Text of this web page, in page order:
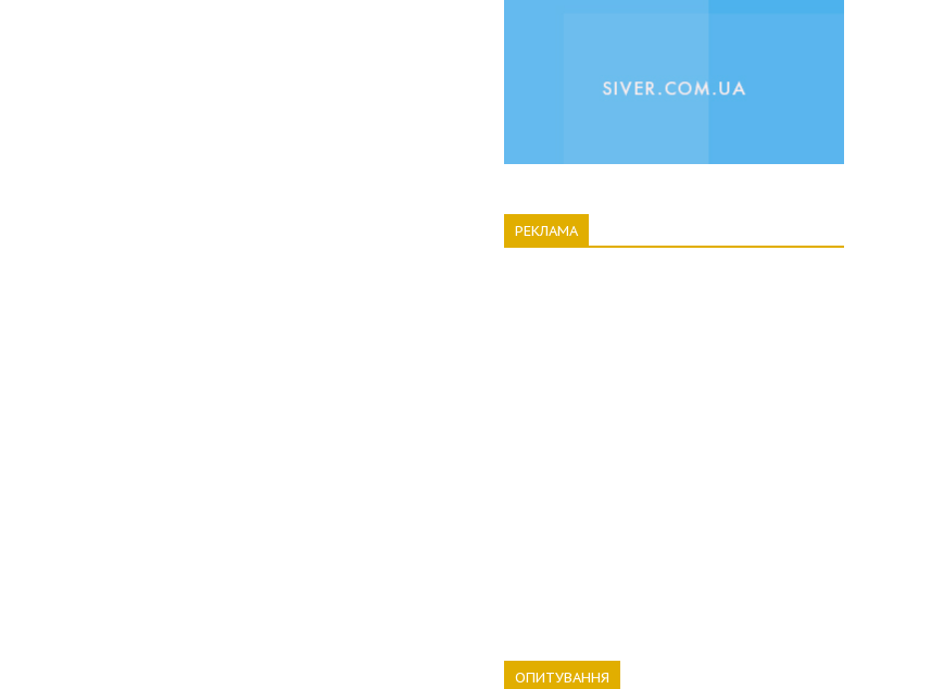
РЕКЛАМА
ОПИТУВАННЯ